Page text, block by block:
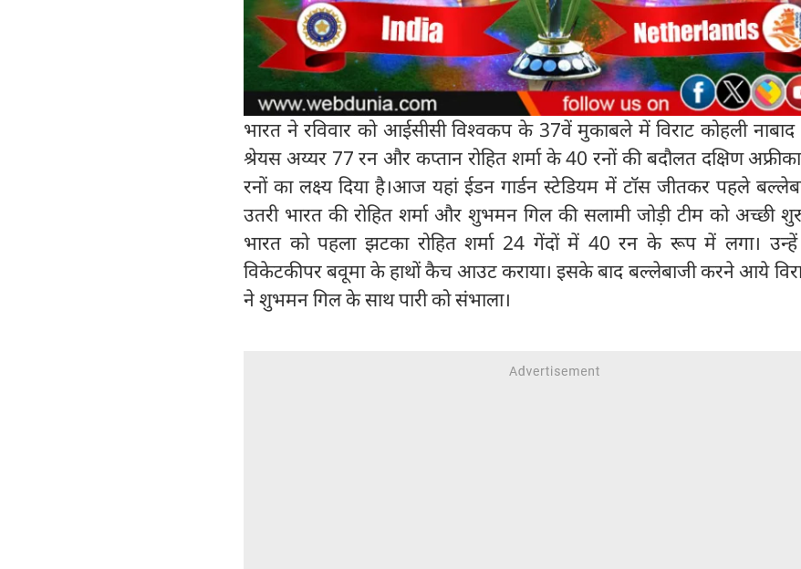
भारत ने रविवार को आईसीसी विश्वकप के 37वें मुकाबले में विराट कोहली
श्रेयस अय्यर 77 रन और कप्तान रोहित शर्मा के 40 रनों की बदौलत दक्षिण
रनों का लक्ष्य दिया है।आज यहां ईडन गार्डन स्टेडियम में टॉस जीतकर पहले
उतरी भारत की रोहित शर्मा और शुभमन गिल की सलामी जोड़ी टीम को अच्छी
भारत को पहला झटका रोहित शर्मा 24 गेंदों में 40 रन के रूप में लगा। उन्हें
विकेटकीपर बवूमा के हाथों कैच आउट कराया। इसके बाद बल्लेबाजी करने आये
ने शुभमन गिल के साथ पारी को संभाला।